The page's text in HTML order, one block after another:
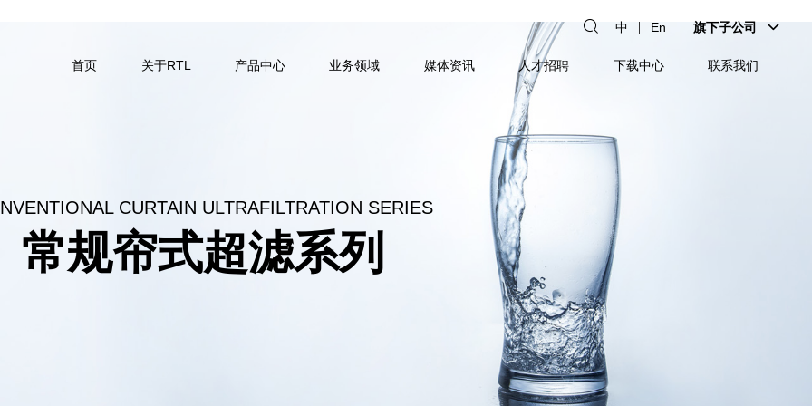
中 En 旗下子公司
首页 关于RTL 产品中心 业务领域 媒体资讯 人才招聘 下载中心 联系我们
CURTAIN ULTRAFILTRATION SERIES
常规帘式超滤系列